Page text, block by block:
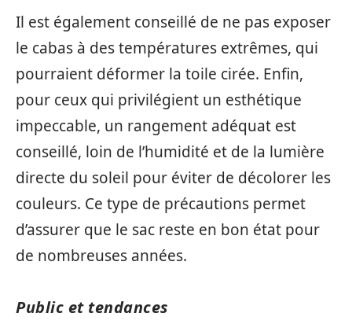
Il est également conseillé de ne pas exposer
le cabas à des températures extrêmes, qui
pourraient déformer la toile cirée. Enfin,
pour ceux qui privilégient un esthétique
impeccable, un rangement adéquat est
conseillé, loin de l’humidité et de la lumière
directe du soleil pour éviter de décolorer les
couleurs. Ce type de précautions permet
d’assurer que le sac reste en bon état pour
de nombreuses années.
Public et tendances